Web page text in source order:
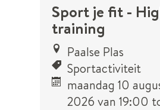
Sport je fit -
training
Paalse Plas
Sportactiviteit
maandag 10
2026 van 19:00